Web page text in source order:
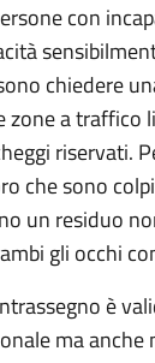
con
chiedere
zone a traffico
riservati.
che sono
un residuo
gli occhi
è
ma anche